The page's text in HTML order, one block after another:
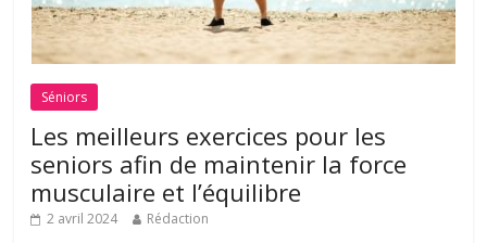
Séniors
Les meilleurs exercices pour les
seniors afin de maintenir la force
musculaire et l’équilibre
2 avril 2024 Rédaction